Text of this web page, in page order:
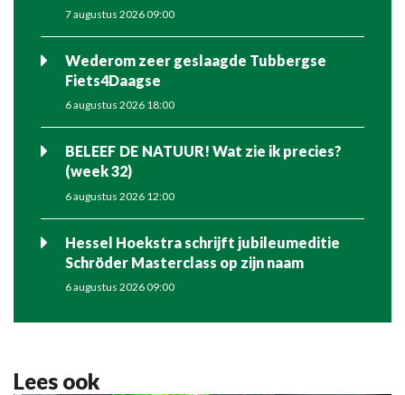
7 augustus 2026 09:00
Wederom zeer geslaagde Tubbergse
Fiets4Daagse
6 augustus 2026 18:00
BELEEF DE NATUUR! Wat zie ik precies?
(week 32)
6 augustus 2026 12:00
Hessel Hoekstra schrijft jubileumeditie
Schröder Masterclass op zijn naam
6 augustus 2026 09:00
Lees ook